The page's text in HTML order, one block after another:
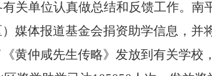
关单位认真做总结和反馈工作。南
媒体报道基金会捐资助学信息，并
黄仲咸先生传略》发放到有关学校